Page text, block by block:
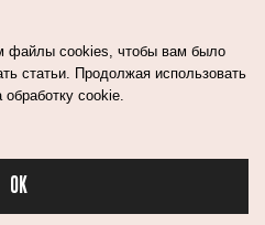
Бьюти в спорте
файлы cookies, чтобы вам было
статьи. Продолжая использовать
cookie.
OK